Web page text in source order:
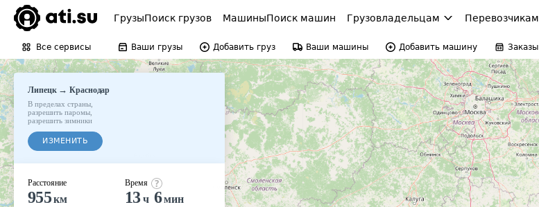
ГрузыПоиск грузов МашиныПоиск машин Грузовладельцам Перевозчикам
Все сервисы Ваши грузы Добавить груз Ваши машины Добавить машину Заказы
Липецк→Краснодар
В пределах страны
разрешить паромы
разрешить зимники
ИЗМЕНИТЬ
Расстояние
955км
Время
13ч 6мин